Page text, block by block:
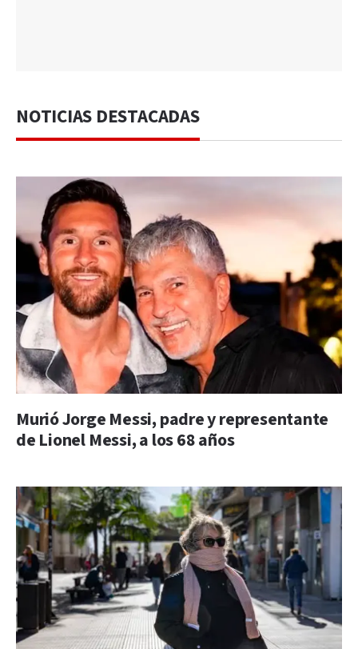
NOTICIAS DESTACADAS
Murió Jorge Messi, padre y representante
de Lionel Messi, a los 68 años